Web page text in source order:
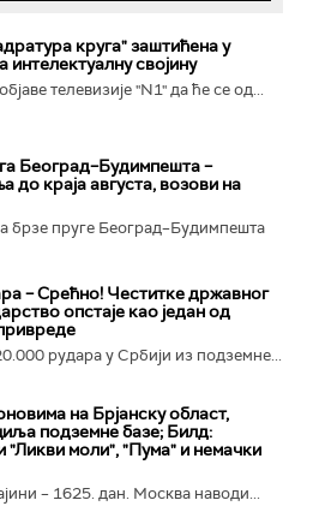
круга" заштићена у
интелектуалну својину
телевизије "N1" да ће се од...
Београд–Будимпешта –
до краја августа, возови на
брзе пруге Београд–Будимпешта
– Срећно! Честитке државног
опстаје као један од
рудара у Србији из подземне...
на Брјанску област,
подземне базе; Билд:
"Ликви моли", "Пума" и немачки
– 1625. дан. Москва наводи...